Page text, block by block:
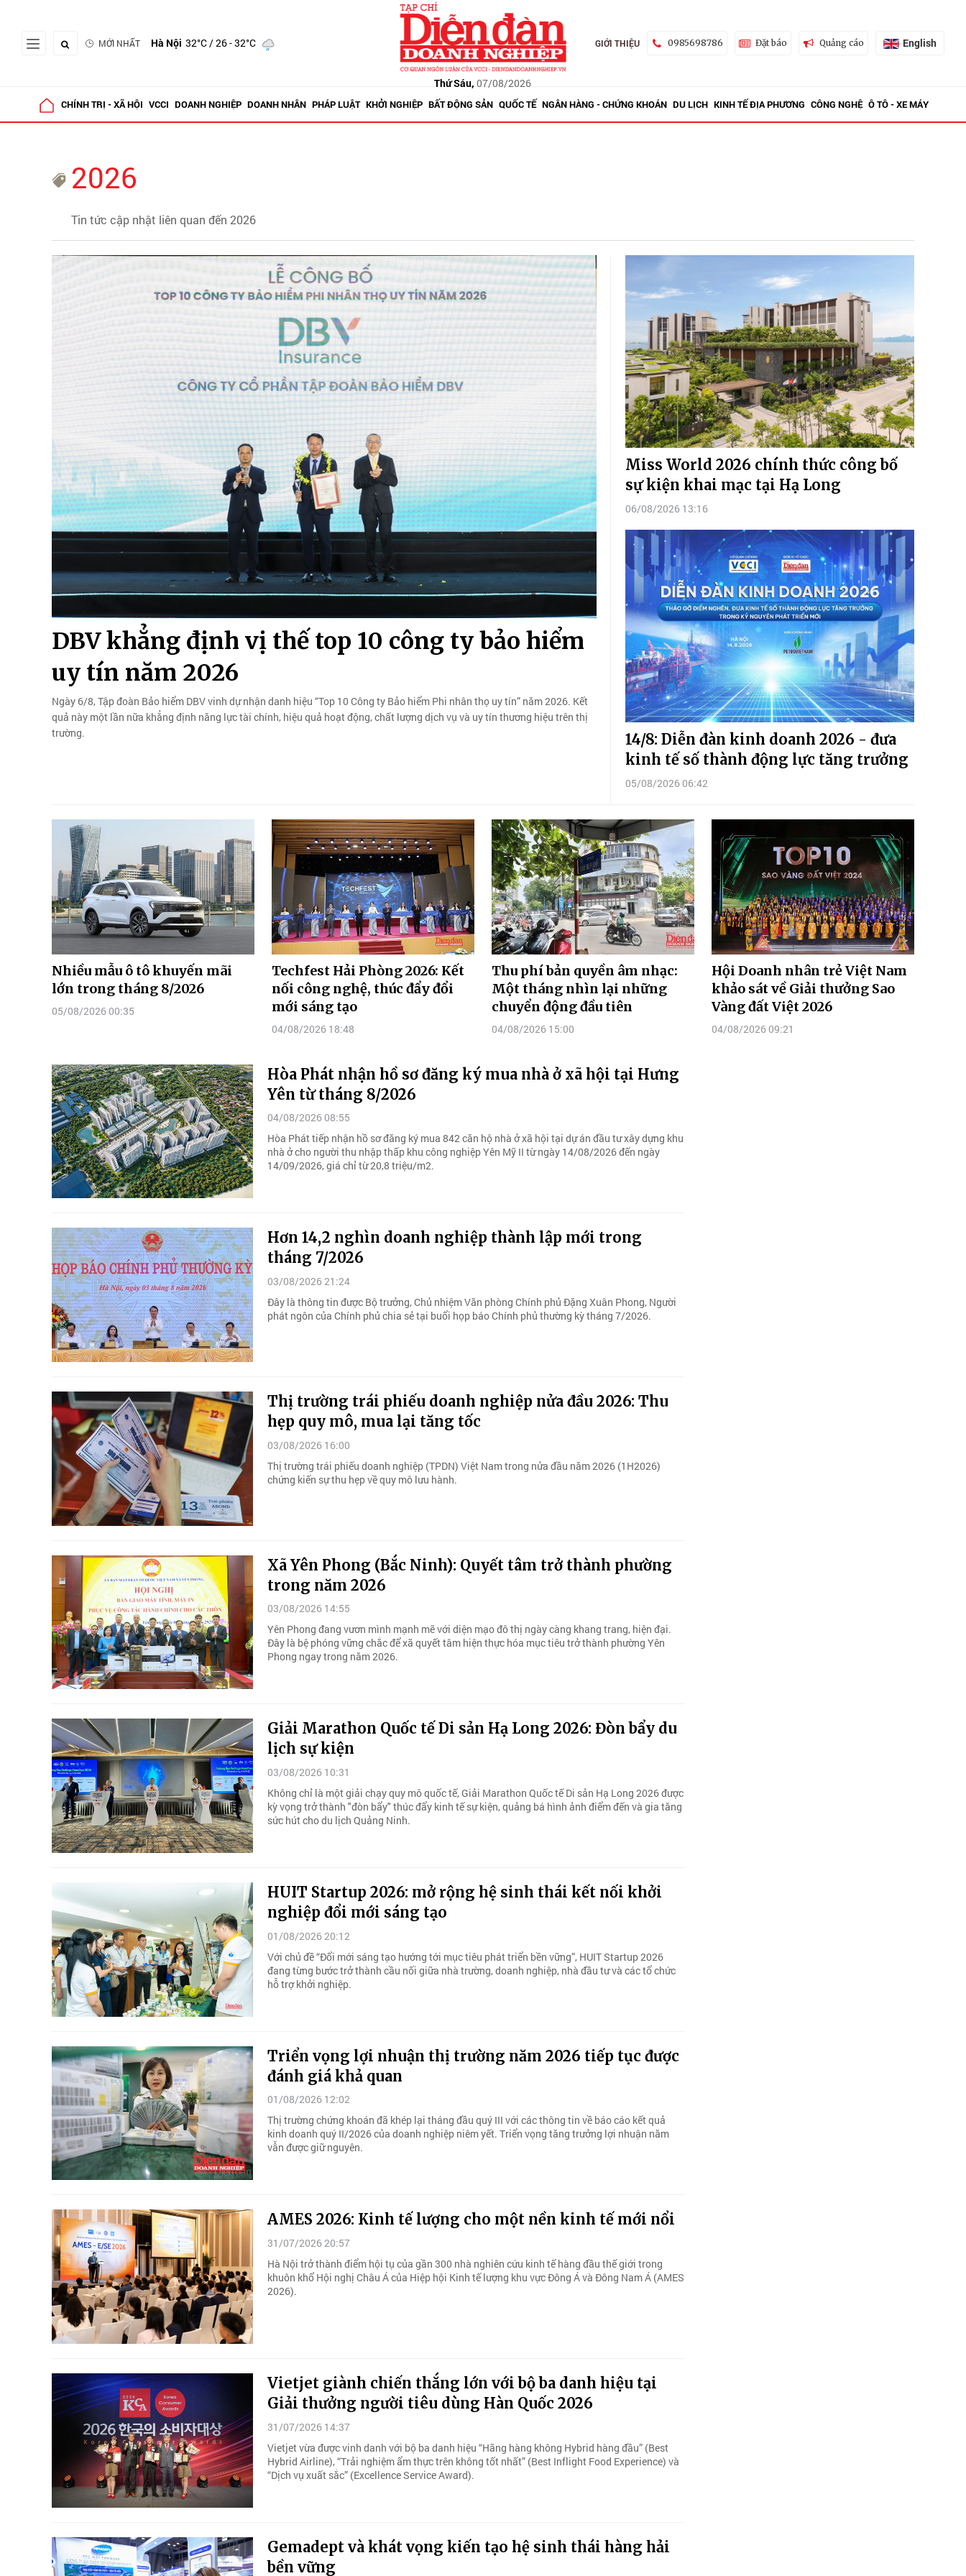
MỚI NHẤT Hà Nội 32°C/ 26 - 32°C
Thứ Sáu, 07/08/2026
GIỚI THIỆU 0985698786 Đặt báo Quảng cáo English
CHÍNH TRỊ - XÃ HỘI VCCI DOANH NGHIỆP DOANH NHÂN PHÁP LUẬT KHỞI NGHIỆP BẤT ĐỘNG SẢN QUỐC TẾ NGÂN HÀNG - CHỨNG KHOÁN DU LỊCH KINH TẾ ĐỊA PHƯƠNG CÔNG NGHỆ Ô TÔ - XE MÁY
2026
Tin tức cập nhật liên quan đến 2026
DBV khẳng định vị thế top 10 công ty bảo hiểm
uy tín năm 2026
Ngày 6/8, Tập đoàn Bảo hiểm DBV vinh dự nhận danh hiệu “Top 10 Công ty Bảo hiểm Phi nhân thọ uy tín” năm 2026. Kết
quả này một lần nữa khẳng định năng lực tài chính, hiệu quả hoạt động, chất lượng dịch vụ và uy tín thương hiệu trên thị
trường.
Miss World 2026 chính thức công bố
sự kiện khai mạc tại Hạ Long
06/08/2026 13:16
14/8: Diễn đàn kinh doanh 2026 - đưa
kinh tế số thành động lực tăng trưởng
05/08/2026 06:42
Nhiều mẫu ô tô khuyến mãi
lớn trong tháng 8/2026
05/08/2026 00:35
Techfest Hải Phòng 2026: Kết
nối công nghệ, thúc đẩy đổi
mới sáng tạo
04/08/2026 18:48
Thu phí bản quyền âm nhạc:
Một tháng nhìn lại những
chuyển động đầu tiên
04/08/2026 15:00
Hội Doanh nhân trẻ Việt Nam
khảo sát về Giải thưởng Sao
Vàng đất Việt 2026
04/08/2026 09:21
Hòa Phát nhận hồ sơ đăng ký mua nhà ở xã hội tại Hưng
Yên từ tháng 8/2026
04/08/2026 08:55
Hòa Phát tiếp nhận hồ sơ đăng ký mua 842 căn hộ nhà ở xã hội tại dự án đầu tư xây dựng khu
nhà ở cho người thu nhập thấp khu công nghiệp Yên Mỹ II từ ngày 14/08/2026 đến ngày
14/09/2026, giá chỉ từ 20,8 triệu/m2.
Hơn 14,2 nghìn doanh nghiệp thành lập mới trong
tháng 7/2026
03/08/2026 21:24
Đây là thông tin được Bộ trưởng, Chủ nhiệm Văn phòng Chính phủ Đặng Xuân Phong, Người
phát ngôn của Chính phủ chia sẻ tại buổi họp báo Chính phủ thường kỳ tháng 7/2026.
Thị trường trái phiếu doanh nghiệp nửa đầu 2026: Thu
hẹp quy mô, mua lại tăng tốc
03/08/2026 16:00
Thị trường trái phiếu doanh nghiệp (TPDN) Việt Nam trong nửa đầu năm 2026 (1H2026)
chứng kiến sự thu hẹp về quy mô lưu hành.
Xã Yên Phong (Bắc Ninh): Quyết tâm trở thành phường
trong năm 2026
03/08/2026 14:55
Yên Phong đang vươn mình mạnh mẽ với diện mạo đô thị ngày càng khang trang, hiện đại.
Đây là bệ phóng vững chắc để xã quyết tâm hiện thực hóa mục tiêu trở thành phường Yên
Phong ngay trong năm 2026.
Giải Marathon Quốc tế Di sản Hạ Long 2026: Đòn bẩy du
lịch sự kiện
03/08/2026 10:31
Không chỉ là một giải chạy quy mô quốc tế, Giải Marathon Quốc tế Di sản Hạ Long 2026 được
kỳ vọng trở thành "đòn bẩy" thúc đẩy kinh tế sự kiện, quảng bá hình ảnh điểm đến và gia tăng
sức hút cho du lịch Quảng Ninh.
HUIT Startup 2026: mở rộng hệ sinh thái kết nối khởi
nghiệp đổi mới sáng tạo
01/08/2026 20:12
Với chủ đề “Đổi mới sáng tạo hướng tới mục tiêu phát triển bền vững”, HUIT Startup 2026
đang từng bước trở thành cầu nối giữa nhà trường, doanh nghiệp, nhà đầu tư và các tổ chức
hỗ trợ khởi nghiệp.
Triển vọng lợi nhuận thị trường năm 2026 tiếp tục được
đánh giá khả quan
01/08/2026 12:02
Thị trường chứng khoán đã khép lại tháng đầu quý III với các thông tin về báo cáo kết quả
kinh doanh quý II/2026 của doanh nghiệp niêm yết. Triển vọng tăng trưởng lợi nhuận năm
vẫn được giữ nguyên.
AMES 2026: Kinh tế lượng cho một nền kinh tế mới nổi
31/07/2026 20:57
Hà Nội trở thành điểm hội tụ của gần 300 nhà nghiên cứu kinh tế hàng đầu thế giới trong
khuôn khổ Hội nghị Châu Á của Hiệp hội Kinh tế lượng khu vực Đông Á và Đông Nam Á (AMES
2026).
Vietjet giành chiến thắng lớn với bộ ba danh hiệu tại
Giải thưởng người tiêu dùng Hàn Quốc 2026
31/07/2026 14:37
Vietjet vừa được vinh danh với bộ ba danh hiệu “Hãng hàng không Hybrid hàng đầu” (Best
Hybrid Airline), “Trải nghiệm ẩm thực trên không tốt nhất” (Best Inflight Food Experience) và
“Dịch vụ xuất sắc” (Excellence Service Award).
Gemadept và khát vọng kiến tạo hệ sinh thái hàng hải
bền vững